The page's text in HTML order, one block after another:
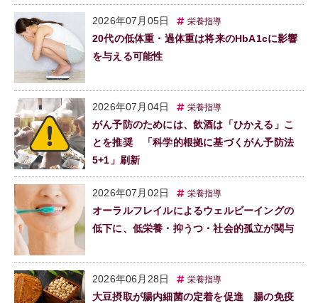
2026年07月05日 栄養指導
20代の低体重・過体重は将来のHbA1cに影響
を与える可能性
2026年07月04日 栄養指導
がん予防のためには、飲酒は「ひかえる」こ
とを推奨 「科学的根拠に基づくがん予防法
5+1」刷新
2026年07月02日 栄養指導
オーラルフレイルによるウェルビーイングの
低下に、低栄養・抑うつ・社会的孤立が関与
2026年06月28日 栄養指導
大豆摂取が腸内細菌の定着を促進 腸の免疫